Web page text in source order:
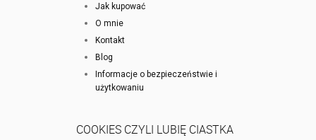
Jak kupować
O mnie
Kontakt
Blog
Informacje o bezpieczeństwie i
użytkowaniu
COOKIES CZYLI LUBIĘ CIASTKA